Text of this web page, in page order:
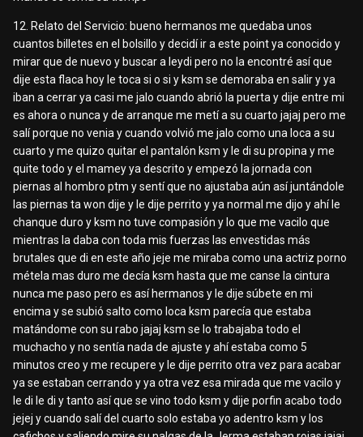
12. Relato del Servicio: bueno hermanos me quedaba unos
cuantos billetes en el bolsillo y decidí ir a este point ya conocido y
mirar que de nuevo y buscar a leydi pero no la encontré así que
dije esta flaca hoy le toca si o si y ksm se demoraba en salir y ya
iban a cerrar ya casi me jalo cuando abrió la puerta y dije entre mi
es ahora o nunca y de arranque me metí a su cuarto jajaj pero me
salí porque no venia y cuando volvió me jalo como una loca a su
cuarto y me quizo quitar el pantalón ksm y le di su propina y me
quite todo y el mamey ya descrito y empezó la jornada con
piernas al hombro ptm y sentí que no ajustaba aún así juntándole
las piernas ta won dije y le dije perrito y ya normal me dijo y ahí le
chanque duro y ksm no tuve compasión y lo que me vacilo que
mientras la daba con toda mis fuerzas las envestidas más
brutales que di en este año jeje me miraba como una actriz porno
métela mas duro me decía ksm hasta que me canse la cintura
nunca me paso pero es así hermanos y le dije súbete en mi
encima y se subió salto como loca ksm parecía que estaba
matándome con su rabo jajaj ksm se lo trabajaba todo el
muchacho y no sentía nada de ajuste y ahí estaba como 5
minutos creo y me recupere y le dije perrito otra vez para acabar
ya se estaban cerrando y ya otra vez esa mirada que me vacilo y
le di le di y tanto así que se vino todo ksm y dije porfin acabo todo
jejej y cuando salí del cuarto solo estaba yo adentro ksm y los